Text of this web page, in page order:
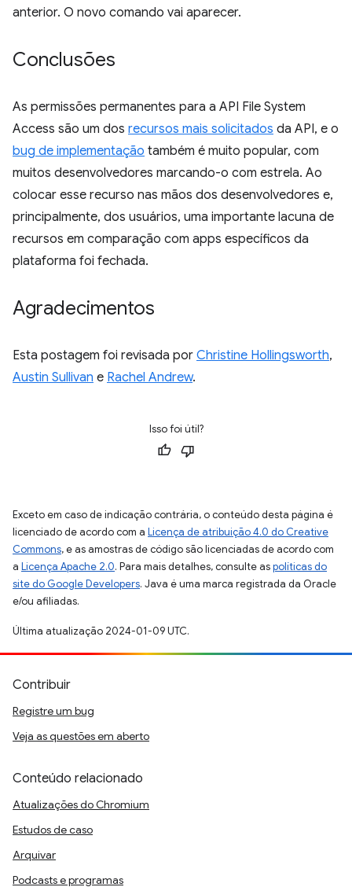
anterior. O novo comando vai aparecer.
Conclusões
As permissões permanentes para a API File System
Access são um dos recursos mais solicitados da API, e o
bug de implementação também é muito popular, com
muitos desenvolvedores marcando-o com estrela. Ao
colocar esse recurso nas mãos dos desenvolvedores e,
principalmente, dos usuários, uma importante lacuna de
recursos em comparação com apps específicos da
plataforma foi fechada.
Agradecimentos
Esta postagem foi revisada por Christine Hollingsworth,
Austin Sullivan e Rachel Andrew.
Isso foi útil?
Exceto em caso de indicação contrária, o conteúdo desta página é
licenciado de acordo com a Licença de atribuição 4.0 do Creative
Commons, e as amostras de código são licenciadas de acordo com
a Licença Apache 2.0. Para mais detalhes, consulte aspolíticas do
site do Google Developers. Java é uma marca registrada da Oracle
e/ou afiliadas.
Última atualização 2024-01-09 UTC.
Contribuir
Registre um bug
Veja as questões em aberto
Conteúdo relacionado
Atualizações do Chromium
Estudos de caso
Arquivar
Podcasts e programas